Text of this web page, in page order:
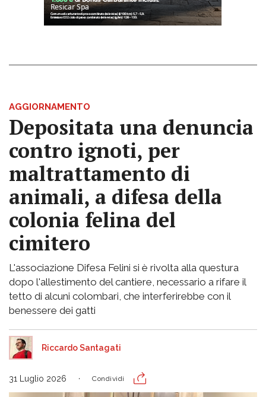
AGGIORNAMENTO
Depositata una denuncia
contro ignoti, per
maltrattamento di
animali, a difesa della
colonia felina del
cimitero
L'associazione Difesa Felini si è rivolta alla questura
dopo l'allestimento del cantiere, necessario a rifare il
tetto di alcuni colombari, che interferirebbe con il
benessere dei gatti
Riccardo Santagati
31 Luglio 2026 Condividi